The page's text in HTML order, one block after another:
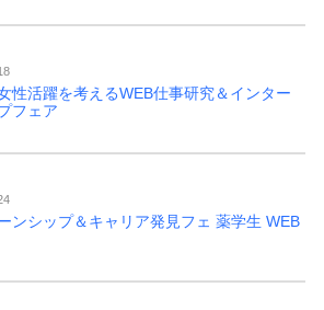
性活躍を考えるWEB仕事研究＆インター
フェア
ンシップ＆キャリア発見フェ 薬学生 WEB